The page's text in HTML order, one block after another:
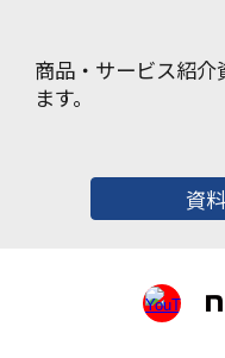
商品・サービス紹
ます。
資